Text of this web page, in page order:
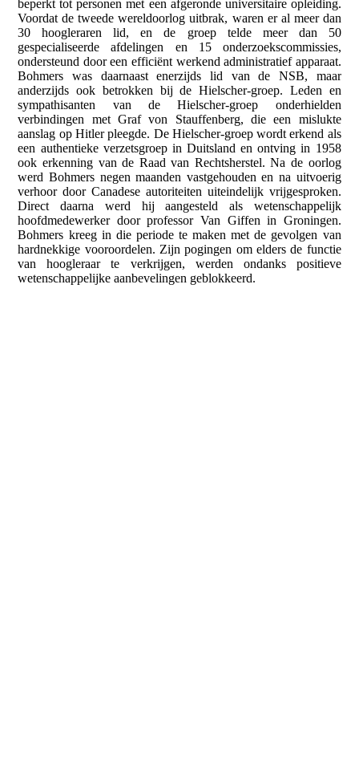
beperkt tot personen met een afgeronde universitaire opleiding.
Voordat de tweede wereldoorlog uitbrak, waren er al meer dan
30 hoogleraren lid, en de groep telde meer dan 50
gespecialiseerde afdelingen en 15 onderzoekscommissies,
ondersteund door een efficiënt werkend administratief apparaat.
Bohmers was daarnaast enerzijds lid van de NSB, maar
anderzijds ook betrokken bij de Hielscher-groep. Leden en
sympathisanten van de Hielscher-groep onderhielden
verbindingen met Graf von Stauffenberg, die een mislukte
aanslag op Hitler pleegde. De Hielscher-groep wordt erkend als
een authentieke verzetsgroep in Duitsland en ontving in 1958
ook erkenning van de Raad van Rechtsherstel. Na de oorlog
werd Bohmers negen maanden vastgehouden en na uitvoerig
verhoor door Canadese autoriteiten uiteindelijk vrijgesproken.
Direct daarna werd hij aangesteld als wetenschappelijk
hoofdmedewerker door professor Van Giffen in Groningen.
Bohmers kreeg in die periode te maken met de gevolgen van
hardnekkige vooroordelen. Zijn pogingen om elders de functie
van hoogleraar te verkrijgen, werden ondanks positieve
wetenschappelijke aanbevelingen geblokkeerd.